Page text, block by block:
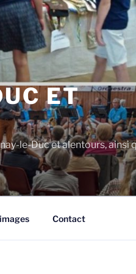
ET
le-Duc et alentours, ainsi
Contact